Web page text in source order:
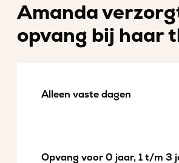
Amanda
opvang bij haar
Alleen vaste dagen
Opvang voor 0 jaar, 1 t/m 3